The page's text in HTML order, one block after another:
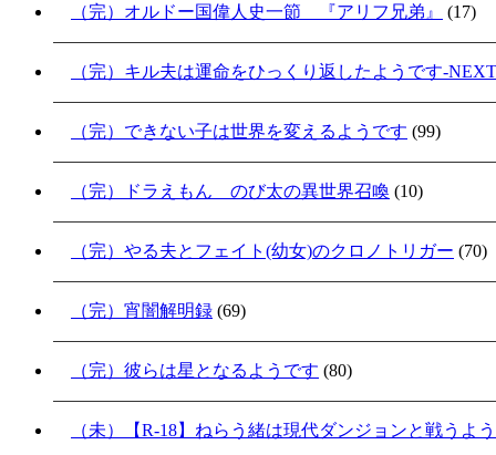
（完）オルドー国偉人史一節 『アリフ兄弟』 (17)
（完）キル夫は運命をひっくり返したようです-
（完）できない子は世界を変えるようです (99)
（完）ドラえもん のび太の異世界召喚 (10)
（完）やる夫とフェイト(幼女)のクロノトリガー (70)
（完）宵闇解明録 (69)
（完）彼らは星となるようです (80)
（未）【R-18】ねらう緒は現代ダンジョンと戦うよ